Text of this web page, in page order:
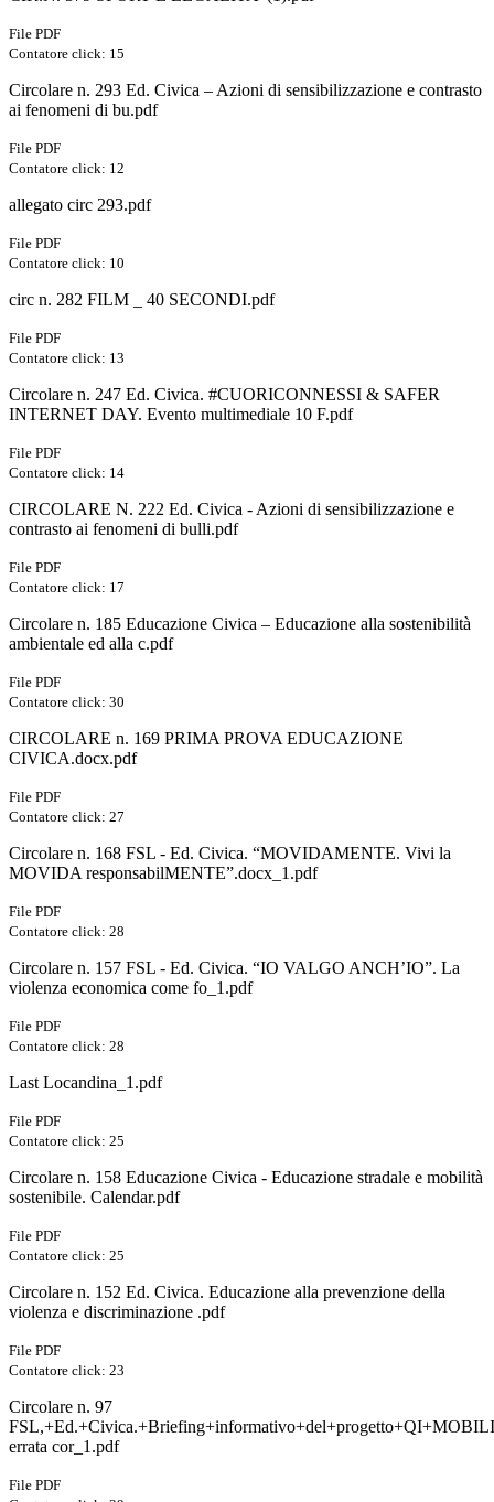
File PDF
Contatore click: 15
Circolare n. 293 Ed. Civica – Azioni di sensibilizzazione e contrasto
ai fenomeni di bu.pdf
File PDF
Contatore click: 12
allegato circ 293.pdf
File PDF
Contatore click: 10
circ n. 282 FILM _ 40 SECONDI.pdf
File PDF
Contatore click: 13
Circolare n. 247 Ed. Civica. #CUORICONNESSI & SAFER
INTERNET DAY. Evento multimediale 10 F.pdf
File PDF
Contatore click: 14
CIRCOLARE N. 222 Ed. Civica - Azioni di sensibilizzazione e
contrasto ai fenomeni di bulli.pdf
File PDF
Contatore click: 17
Circolare n. 185 Educazione Civica – Educazione alla sostenibilità
ambientale ed alla c.pdf
File PDF
Contatore click: 30
CIRCOLARE n. 169 PRIMA PROVA EDUCAZIONE
CIVICA.docx.pdf
File PDF
Contatore click: 27
Circolare n. 168 FSL - Ed. Civica. “MOVIDAMENTE. Vivi la
MOVIDA responsabilMENTE”.docx_1.pdf
File PDF
Contatore click: 28
Circolare n. 157 FSL - Ed. Civica. “IO VALGO ANCH’IO”. La
violenza economica come fo_1.pdf
File PDF
Contatore click: 28
Last Locandina_1.pdf
File PDF
Contatore click: 25
Circolare n. 158 Educazione Civica - Educazione stradale e mobilità
sostenibile. Calendar.pdf
File PDF
Contatore click: 25
Circolare n. 152 Ed. Civica. Educazione alla prevenzione della
violenza e discriminazione .pdf
File PDF
Contatore click: 23
Circolare n. 97
errata cor_1.pdf
File PDF